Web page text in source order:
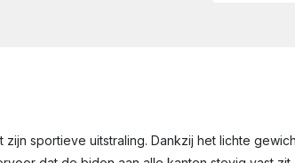
zijn sportieve uitstraling. Dankzij het lichte